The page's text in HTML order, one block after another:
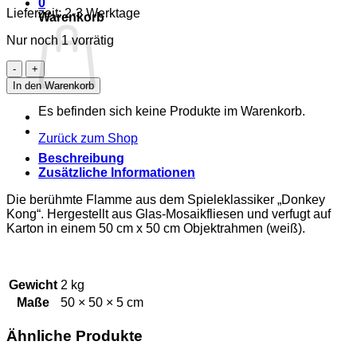
0
Warenkorb
Es befinden sich keine Produkte im Warenkorb.
Zurück zum Shop
Lieferzeit: 2-3 Werktage
Nur noch 1 vorrätig
Flamme/Flame
Menge
In den Warenkorb
Beschreibung
Zusätzliche Informationen
Die berühmte Flamme aus dem Spieleklassiker „Donkey
Kong“. Hergestellt aus Glas-Mosaikfliesen und verfugt auf
Karton in einem 50 cm x 50 cm Objektrahmen (weiß).
Gewicht 2 kg
Maße
50 × 50 × 5 cm
Ähnliche Produkte